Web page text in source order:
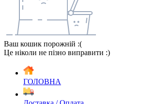
Ваш кошик порожній :(
Це ніколи не пізно виправити :)
ГОЛОВНА